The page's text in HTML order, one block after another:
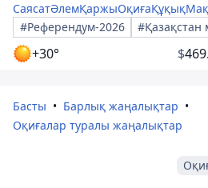
СаясатӘлемҚаржыОқиғаҚұқық
#Референдум-2026
+30° $
Басты
Барлық жаңалықтар
Оқиғалар туралы жаңалықтар